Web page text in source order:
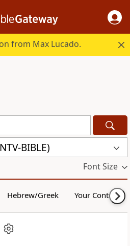
from Max Lucado.
BIBLE)
Font Size
Hebrew/Greek Your Content